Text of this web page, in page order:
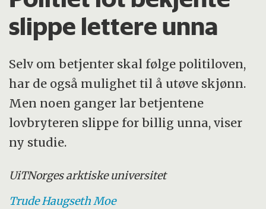
slippe lettere unna
Selv om betjenter skal følge politiloven,
har de også mulighet til å utøve skjønn.
Men noen ganger lar betjentene
lovbryteren slippe for billig unna, viser
ny studie.
UiTNorges arktiske universitet
Trude HaugsethMoe